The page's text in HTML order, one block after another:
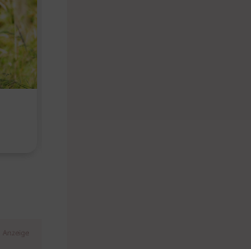
Anzeige